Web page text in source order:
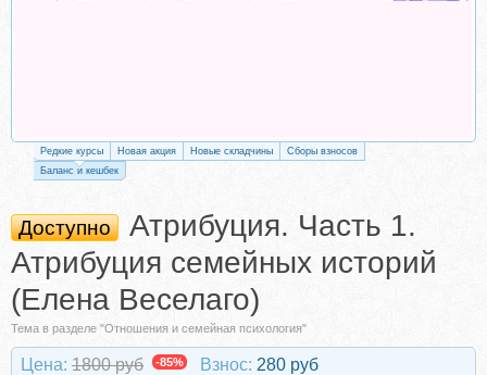
Редкие курсы Новая акция Новые складчины
Сборы взносов
Баланс и кешбек
Доступно
Атрибуция. Часть 1.
Атрибуция семейных историй
(Елена Веселаго)
Тема в разделе "Отношения и семейная психология"
Цена: 1800 руб -85% Взнос: 280 руб